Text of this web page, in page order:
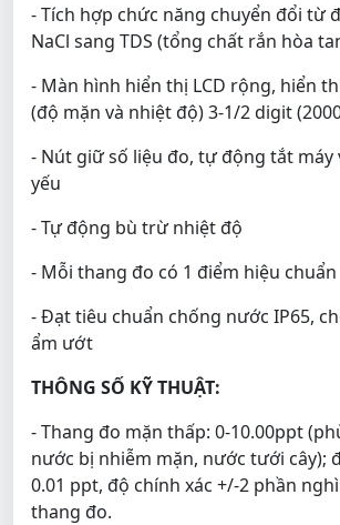
- Tích hợp chức năng chuyển đổi từ
NaCl sang TDS (tổng chất rắn hòa
- Màn hình hiển thị LCD rộng, hiển
(độ mặn và nhiệt độ) 3-1/2 digit
- Nút giữ số liệu đo, tự động tắt máy
yếu
- Tự động bù trừ nhiệt độ
- Mỗi thang đo có 1 điểm hiệu chuẩn
- Đạt tiêu chuẩn chống nước IP65,
ẩm ướt
THÔNG SỐ KỸ THUẬT:
- Thang đo mặn thấp: 0-10.00ppt
nước bị nhiễm mặn, nước tưới cây);
0.01 ppt, độ chính xác +/-2 phần
thang đo.